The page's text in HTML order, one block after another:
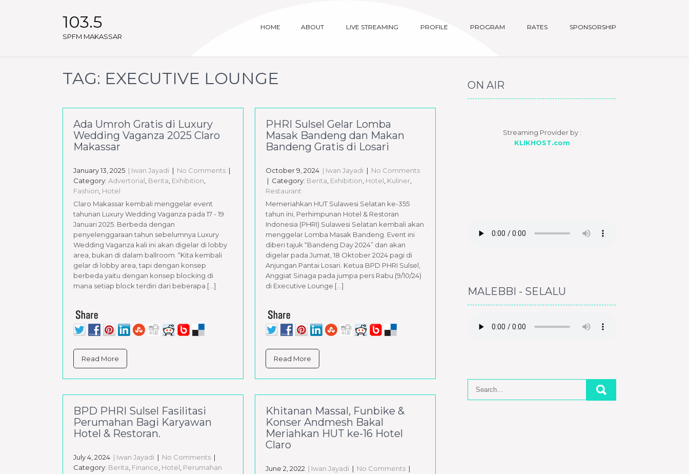
103.5
SPFM MAKASSAR
HOME ABOUT LIVE STREAMING PROFILE PROGRAM RATES SPONSORSHIP
TAG: EXECUTIVE LOUNGE
Ada Umroh Gratis di Luxury
Wedding Vaganza 2025 Claro
Makassar
January 13, 2025 | Iwan Jayadi | No Comments |
Category: Advertorial Berita Exhibition
Fashion Hotel
Claro Makassar kembali menggelar event
tahunan Luxury Wedding Vaganza pada 17 - 19
Januari 2025. Berbeda dengan
penyelenggaraan tahun sebelumnya Luxury
Wedding Vaganza kali ini akan digelar di lobby
area, bukan di dalam ballroom. “Kita kembali
gelar di lobby area, tapi dengan konsep
berbeda yaitu dengan konsep blocking di
mana setiap block terdiri dari beberapa […]
Read More
PHRI Sulsel Gelar Lomba
Masak Bandeng dan Makan
Bandeng Gratis di Losari
October 9, 2024 | Iwan Jayadi | No Comments
| Category: Berita Exhibition Hotel Kuliner,
Restaurant
Memeriahkan HUT Sulawesi Selatan ke-355
tahun ini, Perhimpunan Hotel & Restoran
Indonesia (PHRI) Sulawesi Selatan kembali akan
menggelar Lomba Masak Bandeng. Event ini
diberi tajuk “Bandeng Day 2024” dan akan
digelar pada Jumat, 18 Oktober 2024 pagi di
Anjungan Pantai Losari. Ketua BPD PHRI Sulsel,
Anggiat Sinaga pada jumpa pers Rabu (9/10/24)
di Executive Lounge […]
Read More
BPD PHRI Sulsel Fasilitasi
Perumahan Bagi Karyawan
Hotel & Restoran.
July 4, 2024 | Iwan Jayadi | No Comments |
Category: Berita Finance Hotel Perumahan
Khitanan Massal, Funbike &
Konser Andmesh Bakal
Meriahkan HUT ke-16 Hotel
Claro
June 2, 2022 | Iwan Jayadi | No Comments |
ON AIR
Streaming Provider by :
KLIKHOST.com
MALEBBI - SELALU